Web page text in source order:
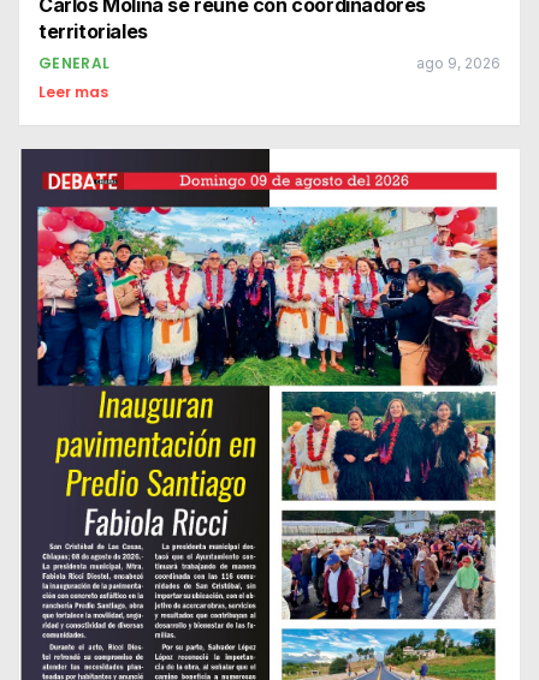
Carlos Molina se reúne con coordinadores
territoriales
GENERAL ago 9, 2026
Leer mas